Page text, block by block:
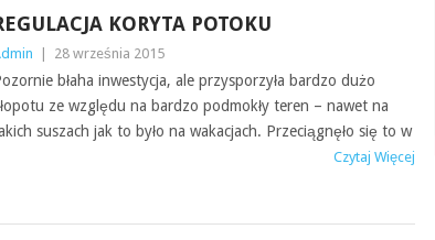
KORYTA POTOKU
28 września 2015
błaha inwestycja, ale przysporzyła bardzo dużo
ze względu na bardzo podmokły teren – nawet na
suszach jak to było na wakacjach. Przeciągnęło się to w
Czytaj Więcej